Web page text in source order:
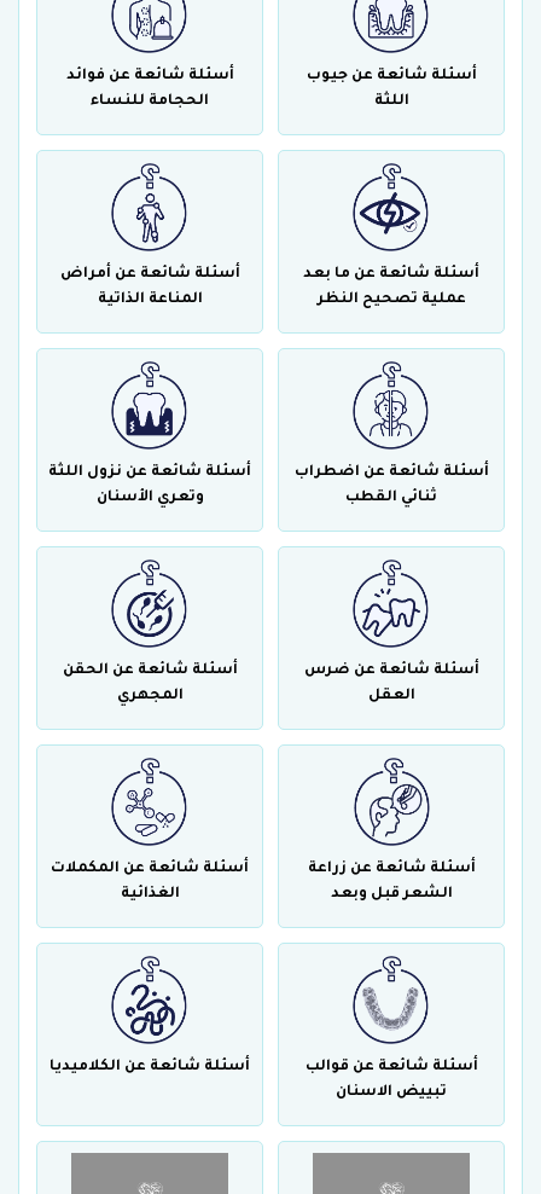
أسئلة شائعة عن جيوب
اللثة
أسئلة شائعة عن فوائد
الحجامة للنساء
أسئلة شائعة عن ما بعد
عملية تصحيح النظر
أسئلة شائعة عن أمراض
المناعة الذاتية
أسئلة شائعة عن اضطراب
ثنائي القطب
أسئلة شائعة عن نزول اللثة
وتعري الأسنان
أسئلة شائعة عن ضرس
العقل
أسئلة شائعة عن الحقن
المجهري
أسئلة شائعة عن زراعة
الشعر قبل وبعد
أسئلة شائعة عن المكملات
الغذائية
أسئلة شائعة عن قوالب
تبييض الاسنان
أسئلة شائعة عن الكلاميديا